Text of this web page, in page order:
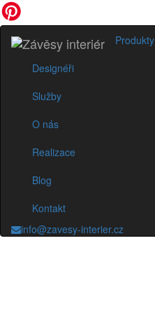
Produkty
Designéři
Služby
O nás
Realizace
Blog
Kontakt
info@zavesy-interier.cz